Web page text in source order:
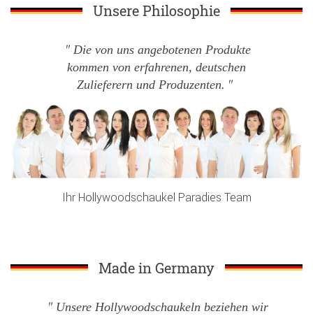
Unsere Philosophie
Die von uns angebotenen Produkte
kommen von erfahrenen, deutschen
Zulieferern und Produzenten.
Ihr Hollywoodschaukel Paradies Team
Made in Germany
Unsere Hollywoodschaukeln beziehen wir